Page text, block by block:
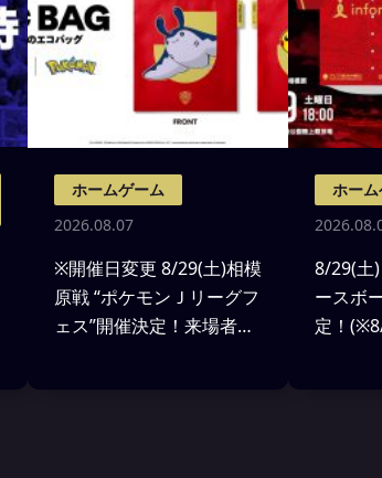
ホームゲーム
2026.08.07
※開催日変更 8/29(土)相模
原戦 “ポケモンＪリーグフ
ェス”開催決定！来場者先
ホー
8/29(土
ースボ
定！